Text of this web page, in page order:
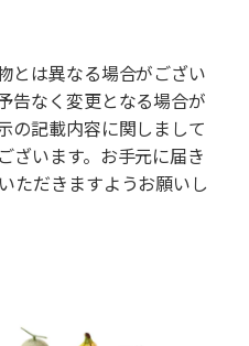
とは異なる場合がござい
告なく変更となる場合が
の記載内容に関しまして
ざいます。お手元に届き
ただきますようお願いし